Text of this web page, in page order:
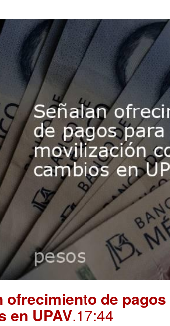
ofrecimiento de
en UPAV.17:44